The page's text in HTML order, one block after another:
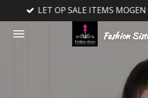
direct
naar
Fashion
LET OP SALE ITEMS